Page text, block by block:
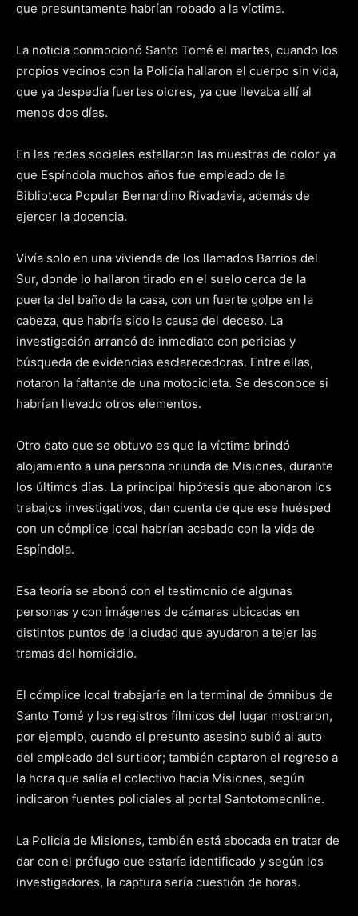
que presuntamente habrían robado a la víctima.
La noticia conmocionó Santo Tomé el martes, cuando los
propios vecinos con la Policía hallaron el cuerpo sin vida,
que ya despedía fuertes olores, ya que llevaba allí al
menos dos días.
En las redes sociales estallaron las muestras de dolor ya
que Espíndola muchos años fue empleado de la
Biblioteca Popular Bernardino Rivadavia, además de
ejercer la docencia.
Vivía solo en una vivienda de los llamados Barrios del
Sur, donde lo hallaron tirado en el suelo cerca de la
puerta del baño de la casa, con un fuerte golpe en la
cabeza, que habría sido la causa del deceso. La
investigación arrancó de inmediato con pericias y
búsqueda de evidencias esclarecedoras. Entre ellas,
notaron la faltante de una motocicleta. Se desconoce si
habrían llevado otros elementos.
Otro dato que se obtuvo es que la víctima brindó
alojamiento a una persona oriunda de Misiones, durante
los últimos días. La principal hipótesis que abonaron los
trabajos investigativos, dan cuenta de que ese huésped
con un cómplice local habrían acabado con la vida de
Espíndola.
Esa teoría se abonó con el testimonio de algunas
personas y con imágenes de cámaras ubicadas en
distintos puntos de la ciudad que ayudaron a tejer las
tramas del homicidio.
El cómplice local trabajaría en la terminal de ómnibus de
Santo Tomé y los registros fílmicos del lugar mostraron,
por ejemplo, cuando el presunto asesino subió al auto
del empleado del surtidor; también captaron el regreso a
la hora que salía el colectivo hacia Misiones, según
indicaron fuentes policiales al portal Santotomeonline.
La Policía de Misiones, también está abocada en tratar de
dar con el prófugo que estaría identificado y según los
investigadores, la captura sería cuestión de horas.